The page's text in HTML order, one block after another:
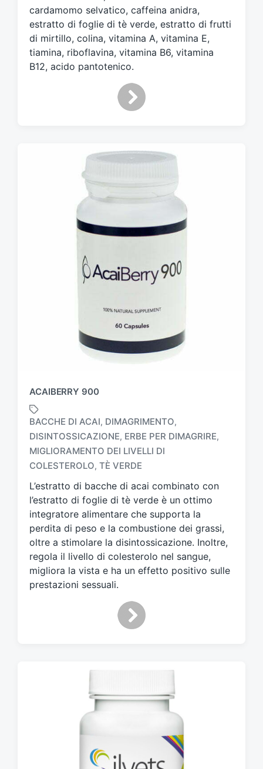
cardamomo selvatico, caffeina anidra,
estratto di foglie di tè verde, estratto di frutti
di mirtillo, colina, vitamina A, vitamina E,
tiamina, riboflavina, vitamina B6, vitamina
B12, acido pantotenico.
ACAIBERRY 900
a
g
g
t
o
c
o
n
BACCHE DI ACAI, DIMAGRIMENTO,
DISINTOSSICAZIONE, ERBE PER DIMAGRIRE,
MIGLIORAMENTO DEI LIVELLI DI
COLESTEROLO, TÈ VERDE
L’estratto di bacche di acai combinato con
l’estratto di foglie di tè verde è un ottimo
integratore alimentare che supporta la
perdita di peso e la combustione dei grassi,
oltre a stimolare la disintossicazione. Inoltre,
regola il livello di colesterolo nel sangue,
migliora la vista e ha un effetto positivo sulle
prestazioni sessuali.